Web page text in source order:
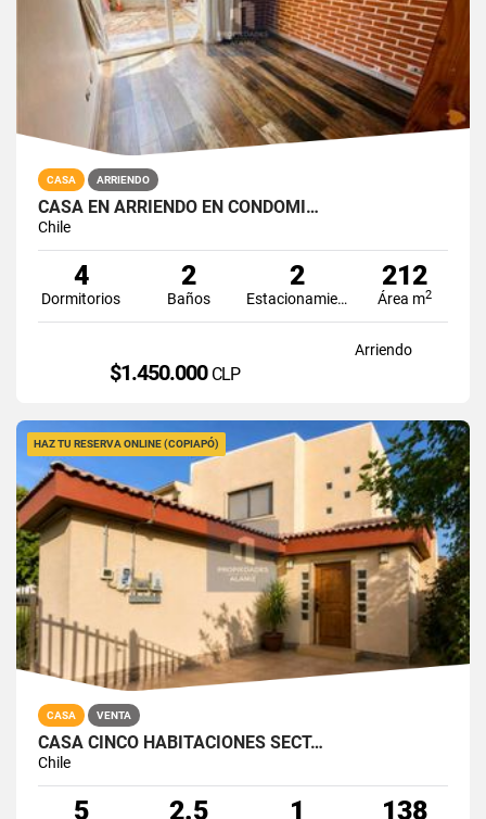
CASA ARRIENDO
CASA EN ARRIENDO EN CONDOMI…
Chile
4
Dormitorios
2
Baños
2
Estacionamiento
212
Área m2
Arriendo
$1.450.000 CLP
HAZ TU RESERVA ONLINE (COPIAPÓ)
CASA VENTA
CASA CINCO HABITACIONES SECT…
Chile
5 2.5 1 138